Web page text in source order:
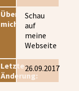
Über
mich:
Schau
auf
meine
Webseite
Letzte
Änderung:
26.09.2017